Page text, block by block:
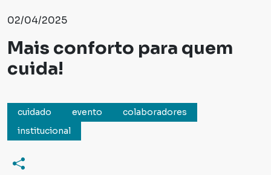
02/04/2025
Mais conforto para quem
cuida!
cuidado evento
colaboradores
institucional